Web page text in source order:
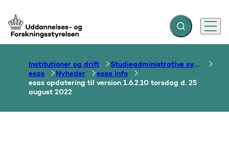
Gå til forsiden Fold søgefelt ud
Menu
Institutioner og drift
Studieadministrative systemer
esas
Nyheder
esas info
esas opdatering til version 1.6.2.10 torsdag d. 25
august 2022